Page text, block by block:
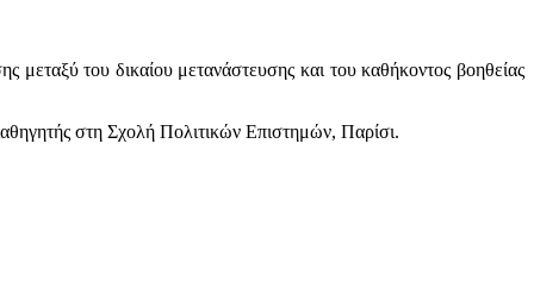
του δικαίου μετανάστευσης και του καθήκοντος βοηθείας
στη Σχολή Πολιτικών Επιστημών, Παρίσι.